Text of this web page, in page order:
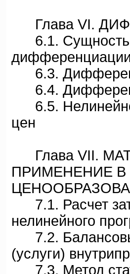
Глава VI.
6.1. Сущность,
6.3.
6.4.
6.5.
цен
Глава VII.
ПРИМЕНЕНИЕ
7.1. Расчет
нелинейного
7.2.
(услуги)
7.3. Метод